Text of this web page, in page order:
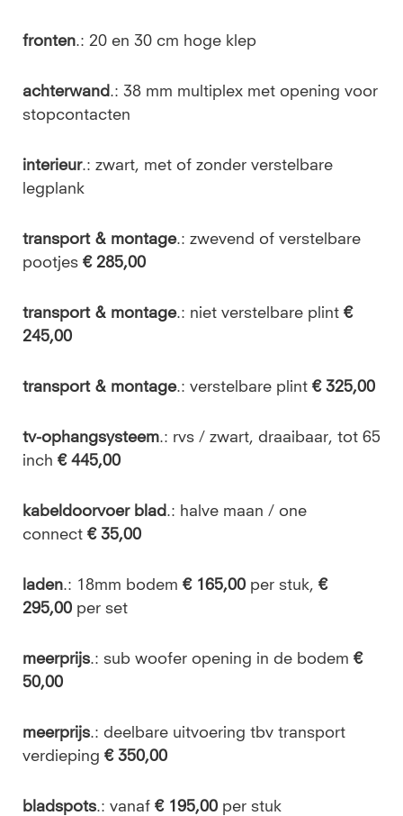
fronten.: 20 en 30 cm hoge klep
achterwand.: 38 mm multiplex met opening voor
stopcontacten
interieur.: zwart, met of zonder verstelbare
legplank
transport & montage.: zwevend of verstelbare
pootjes € 285,00
transport & montage.: niet verstelbare plint €
245,00
transport & montage.: verstelbare plint € 325,00
tv-ophangsysteem.: rvs / zwart, draaibaar, tot 65
inch € 445,00
kabeldoorvoer blad.: halve maan / one
connect € 35,00
laden.: 18mm bodem € 165,00 per stuk, €
295,00 per set
meerprijs.: sub woofer opening in de bodem €
50,00
meerprijs.: deelbare uitvoering tbv transport
verdieping € 350,00
bladspots.: vanaf € 195,00 per stuk